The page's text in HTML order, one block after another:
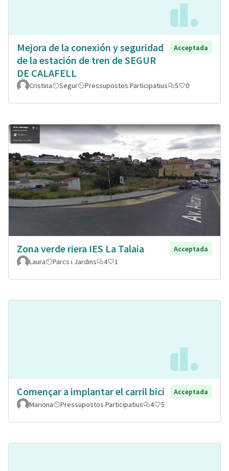
Mejora de la conexión y seguridad
de la estación de tren de SEGUR
DE CALAFELL
Acceptada
Cristina Segur Pressupostos Participatius 5 0
Zona verde riera IES La Talaia
Acceptada
Laura
Parcs i Jardins 4 1
Començar a implantar el carril bici
Acceptada
Mariona
Pressupostos Participatius 4 5